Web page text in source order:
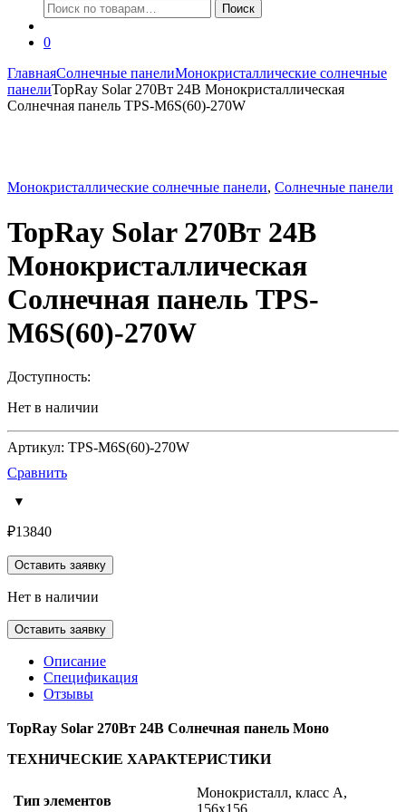
Искать:
Поиск
0
ГлавнаяСолнечные панелиМонокристаллические солнечные
панелиTopRay Solar 270Вт 24В Монокристаллическая
Солнечная панель TPS-M6S(60)-270W
Монокристаллические солнечные панели, Солнечные панели
TopRay Solar 270Вт 24В
Монокристаллическая
Солнечная панель TPS-
M6S(60)-270W
Доступность:
Нет в наличии
Артикул: TPS-M6S(60)-270W
Сравнить
₽13840
Оставить заявку
Нет в наличии
Оставить заявку
Описание
Спецификация
Отзывы
TopRay Solar 270Вт 24В Солнечная панель Моно
ТЕХНИЧЕСКИЕ ХАРАКТЕРИСТИКИ
Тип элементов
Монокристалл, класс А,
156х156